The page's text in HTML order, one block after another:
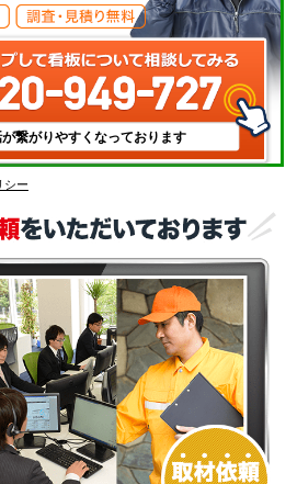
が繋がりやすくなっております
シー